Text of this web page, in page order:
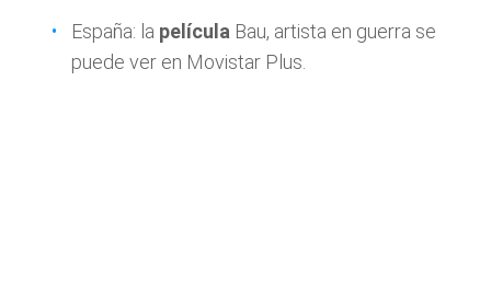
España: la película Bau, artista en guerra se
puede ver en Movistar Plus.